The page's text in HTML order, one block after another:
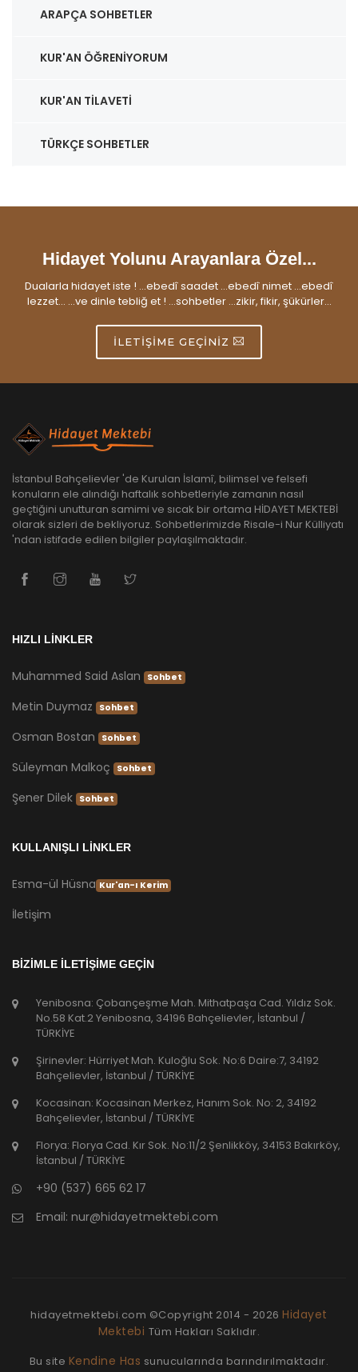
ARAPÇA SOHBETLER
KUR'AN ÖĞRENIYORUM
KUR'AN TILAVETI
TÜRKÇE SOHBETLER
Hidayet Yolunu Arayanlara Özel...
Dualarla hidayet iste ! ...ebedî saadet ...ebedî nimet ...ebedî
lezzet... ...ve dinle tebliğ et ! ...sohbetler ...zikir, fikir, şükürler...
İLETIŞIME GEÇINIZ
İstanbul Bahçelievler 'de Kurulan İslamî, bilimsel ve felsefi
konuların ele alındığı haftalık sohbetleriyle zamanın nasıl
geçtiğini unutturan samimi ve sıcak bir ortama HİDAYET MEKTEBİ
olarak sizleri de bekliyoruz. Sohbetlerimizde Risale-i Nur Külliyatı
'ndan istifade edilen bilgiler paylaşılmaktadır.
HIZLI LİNKLER
Muhammed Said Aslan Sohbet
Metin Duymaz Sohbet
Osman Bostan Sohbet
Süleyman Malkoç Sohbet
Şener Dilek Sohbet
KULLANIŞLI LİNKLER
Esma-ül Hüsna Kur'an-ı Kerim
İletişim
BİZİMLE İLETİŞİME GEÇİN
Yenibosna: Çobançeşme Mah. Mithatpaşa Cad. Yıldız Sok.
No.58 Kat.2 Yenibosna, 34196 Bahçelievler, İstanbul /
TÜRKİYE
Şirinevler: Hürriyet Mah. Kuloğlu Sok. No:6 Daire:7, 34192
Bahçelievler, İstanbul / TÜRKİYE
Kocasinan: Kocasinan Merkez, Hanım Sok. No: 2, 34192
Bahçelievler, İstanbul / TÜRKİYE
Florya: Florya Cad. Kır Sok. No:11/2 Şenlikköy, 34153 Bakırköy,
İstanbul / TÜRKİYE
+90 (537) 665 62 17
Email: nur@hidayetmektebi.com
hidayetmektebi.com ©Copyright 2014 - 2026Hidayet
Mektebi Tüm Hakları Saklıdır.
Bu site Kendine Has sunucularında barındırılmaktadır.